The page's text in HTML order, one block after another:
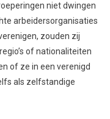
niet dwingen
arbeidersorganisaties
zouden zij
of nationaliteiten
of ze in een verenigd
als zelfstandige